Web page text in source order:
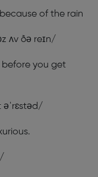
of the rain
ʌv ðə reɪn/
before you get
əˈrɛstəd/